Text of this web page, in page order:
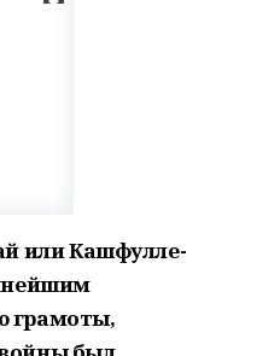
или Кашфулле-
грамоты,